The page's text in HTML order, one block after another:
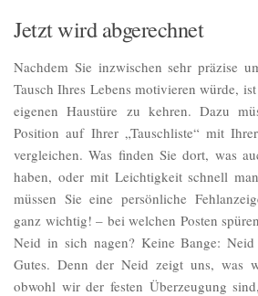
Jetzt wird abgerechnet
Nachdem Sie inzwischen sehr präzise
Tausch Ihres Lebens motivieren würde,
eigenen Haustüre zu kehren. Dazu
Position auf Ihrer „Tauschliste“ mit
vergleichen. Was finden Sie dort, was
haben, oder mit Leichtigkeit schnell
müssen Sie eine persönliche
ganz wichtig! – bei welchen Posten
Neid in sich nagen? Keine Bange:
Gutes. Denn der Neid zeigt uns, was
obwohl wir der festen Überzeugung